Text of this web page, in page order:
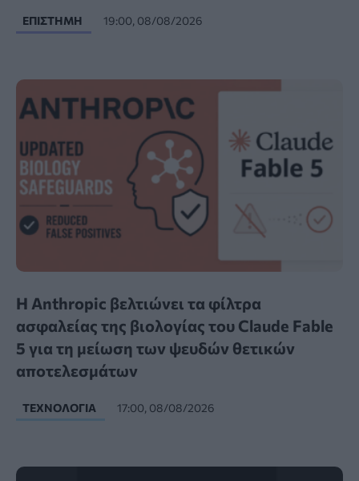
ΕΠΙΣΤΉΜΗ 19:00, 08/08/2026
Η Anthropic βελτιώνει τα φίλτρα
ασφαλείας της βιολογίας του Claude Fable
5 για τη μείωση των ψευδών θετικών
αποτελεσμάτων
ΤΕΧΝΟΛΟΓΊΑ 17:00, 08/08/2026